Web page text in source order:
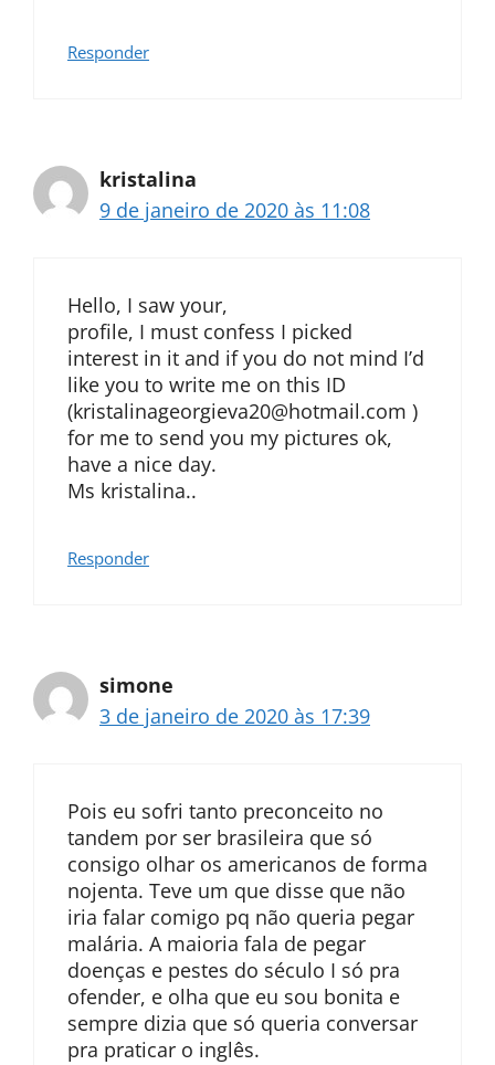
Responder
kristalina
9 de janeiro de 2020 às 11:08
Hello, I saw your,
profile, I must confess I picked
interest in it and if you do not mind I’d
like you to write me on this ID
(kristalinageorgieva20@hotmail.com )
for me to send you my pictures ok,
have a nice day.
Ms kristalina..
Responder
simone
3 de janeiro de 2020 às 17:39
Pois eu sofri tanto preconceito no
tandem por ser brasileira que só
consigo olhar os americanos de forma
nojenta. Teve um que disse que não
iria falar comigo pq não queria pegar
malária. A maioria fala de pegar
doenças e pestes do século I só pra
ofender, e olha que eu sou bonita e
sempre dizia que só queria conversar
pra praticar o inglês.